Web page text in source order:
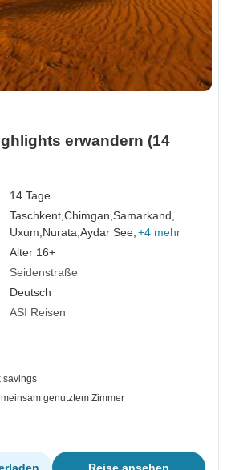
erwandern (14
14 Tage
Taschkent,Chimgan,Samarkand,
Uxum,Nurata,Aydar See, +4 mehr
Alter 16+
Seidenstraße
Deutsch
ASI Reisen
savings
genutztem Zimmer